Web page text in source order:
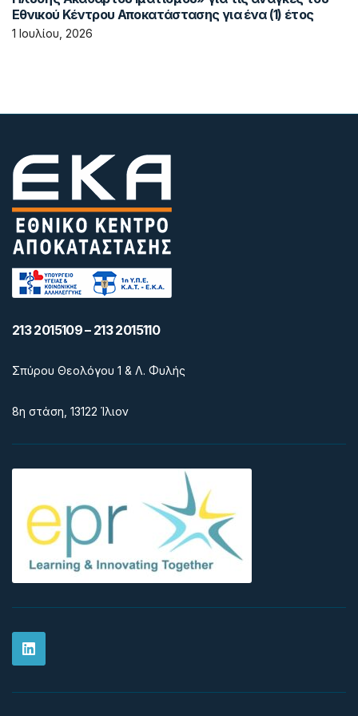
Εθνικού Κέντρου Αποκατάστασης για ένα (1) έτος
1 Ιουλίου, 2026
213 2015109 – 213 2015110
Σπύρου Θεολόγου 1 & Λ. Φυλής
8η στάση, 13122 Ίλιον